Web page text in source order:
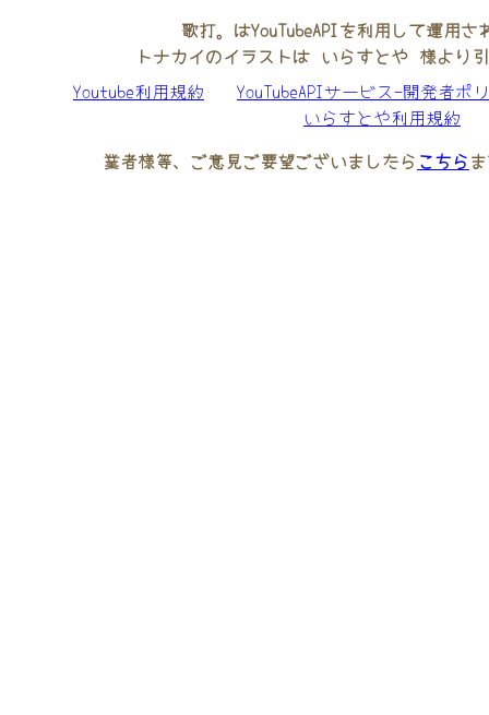
歌打。はYouTubeAPIを利用して運用さ
トナカイのイラストは いらすとや 様より
Youtube利用規約
YouTubeAPIサービス-開発者ポ
いらすとや利用規約
業者様等、ご意見ご要望ございましたら こちら